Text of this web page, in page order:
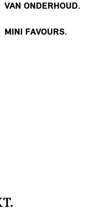
VAN ONDERHOUD.
MINI FAVOURS.